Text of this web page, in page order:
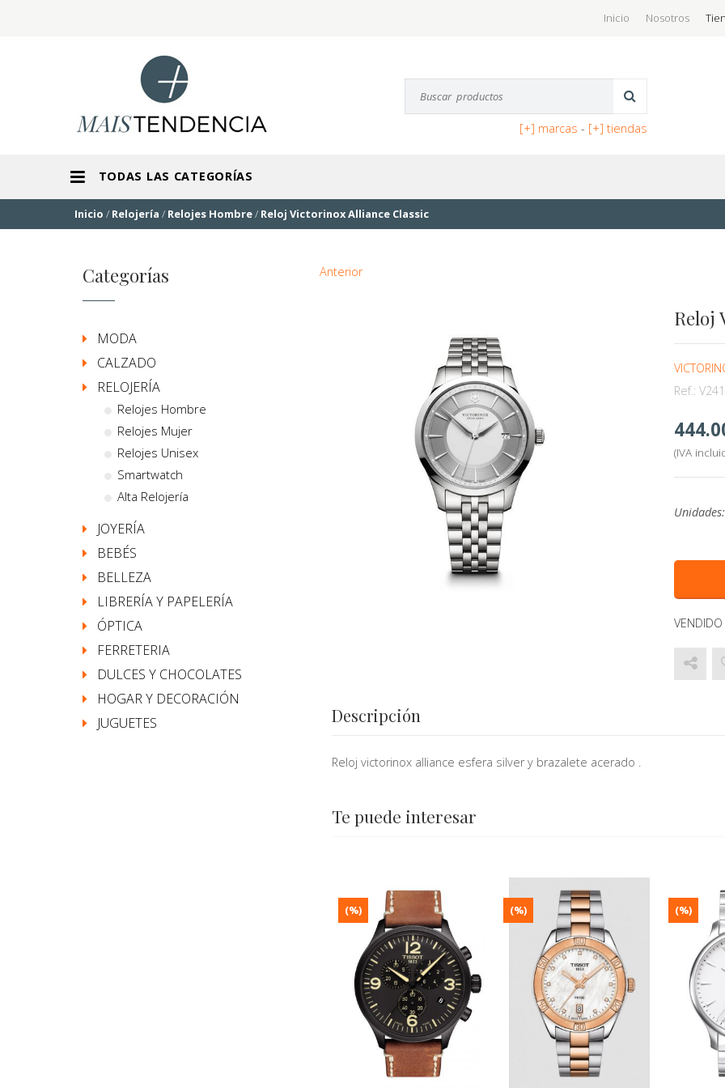
Inicio Nosotros
[+] marcas - [+] tiendas
TODAS LAS CATEGORÍAS
Inicio / Relojería / Relojes Hombre/ Reloj Victorinox Alliance Classic
Anterior
Reloj
Ref.:
(IVA
Unidades:
Descripción
Reloj victorinox alliance esfera silver y brazalete acerado .
Te puede interesar
(%) (%) (%)
Categorías
MODA
CALZADO
RELOJERÍA
Relojes Hombre
Relojes Mujer
Relojes Unisex
Smartwatch
Alta Relojería
JOYERÍA
BEBÉS
BELLEZA
LIBRERÍA Y PAPELERÍA
ÓPTICA
FERRETERIA
DULCES Y CHOCOLATES
HOGAR Y DECORACIÓN
JUGUETES